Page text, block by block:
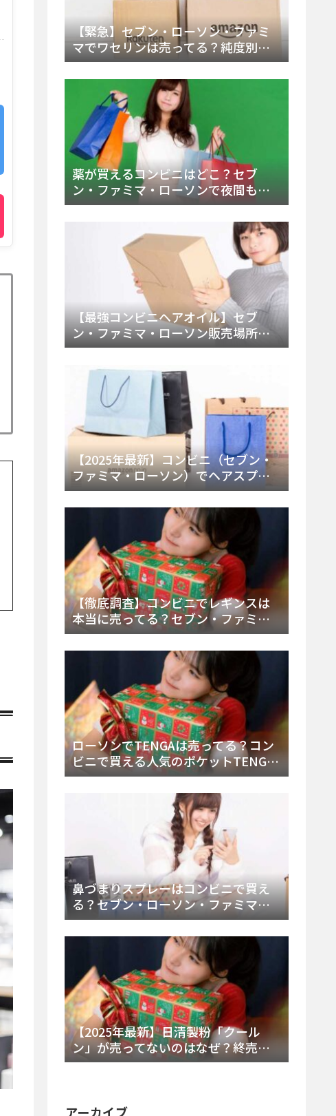
【緊急】セブン・ローソン・ファミ
マでワセリンは売ってる？純度別お
すすめ品と販売場所を徹底まとめ
薬が買えるコンビニはどこ？セブ
ン・ファミマ・ローソンで夜間も買
える市販薬の種類と販売店の探し方
【最強コンビニヘアオイル】セブ
ン・ファミマ・ローソン販売場所
は？今すぐ買えるおすすめ市販品を
【2025年最新】コンビニ（セブン・
ファミマ・ローソン）でヘアスプレ
ーは売ってる？販売場所と買える種
類・値段を徹底調査！
【徹底調査】コンビニでレギンスは
本当に売ってる？セブン・ファミ
マ・ローソンの取扱店舗とメーカ
ー・内容物を詳しく調べてみた！
ローソンでTENGAは売ってる？コン
ビニで買える人気のポケットTENGA
とエッグの取り扱い店舗と陳列場所
鼻づまりスプレーはコンビニで買え
る？セブン・ローソン・ファミマの
販売時間と主要製品を徹底解説
【2025年最新】日清製粉「クール
ン」が売ってないのはなぜ？終売の
真相とレアチーズケーキ代替品・再
アーカイブ